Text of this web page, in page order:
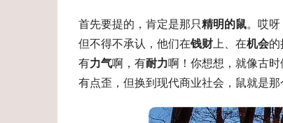
首先要提的，肯定是那只精明的鼠。哎
但不得不承认，他们在钱财上、在机会的
有力气啊，有耐力啊！你想想，就像古
有点歪，但换到现代商业社会，鼠就是